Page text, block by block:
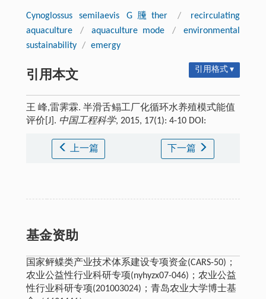
Cynoglossus semilaevis G黱ther /
recirculating
aquaculture
/ aquaculture mode /
environmental
sustainability / emergy
引用本文 引用格式 ▾
王 峰,雷霁霖. 半滑舌鳎工厂化循环水养殖模式能值
评价[J]. 中国工程科学, 2015, 17(1): 4-10 DOI:
上一篇 下一篇
基金资助
国家鲆鲽类产业技术体系建设专项资金(CARS-50)；
农业公益性行业科研专项(nyhyzx07-046)；农业公益
性行业科研专项(201003024)；青岛农业大学博士基